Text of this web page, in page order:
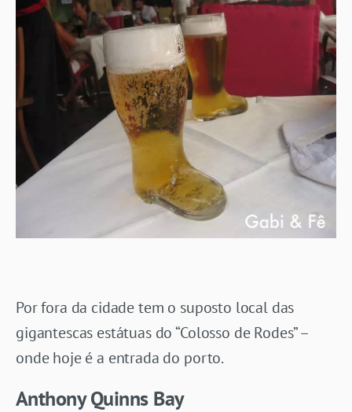
Por fora da cidade tem o suposto local das
gigantescas estátuas do “Colosso de Rodes” –
onde hoje é a entrada do porto.
Anthony Quinns Bay